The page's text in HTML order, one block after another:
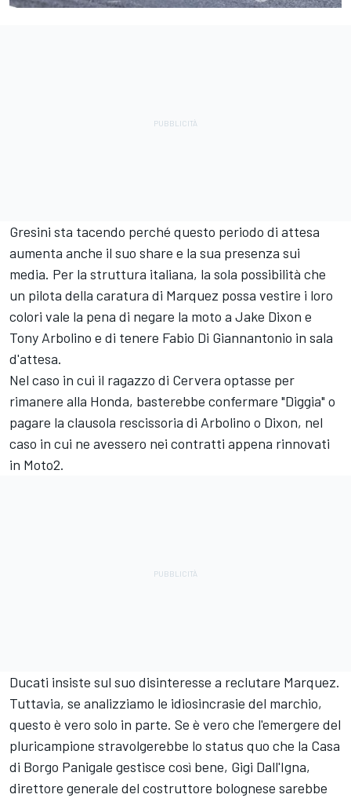
Gresini sta tacendo perché questo periodo di attesa
aumenta anche il suo share e la sua presenza sui
media. Per la struttura italiana, la sola possibilità che
un pilota della caratura di Marquez possa vestire i loro
colori vale la pena di negare la moto a Jake Dixon e
Tony Arbolino e di tenere Fabio Di Giannantonio in sala
d'attesa.
Nel caso in cui il ragazzo di Cervera optasse per
rimanere alla Honda, basterebbe confermare "Diggia" o
pagare la clausola rescissoria di Arbolino o Dixon, nel
caso in cui ne avessero nei contratti appena rinnovati
in Moto2.
Ducati insiste sul suo disinteresse a reclutare Marquez.
Tuttavia, se analizziamo le idiosincrasie del marchio,
questo è vero solo in parte. Se è vero che l'emergere del
pluricampione stravolgerebbe lo status quo che la Casa
di Borgo Panigale gestisce così bene, Gigi Dall'Igna,
direttore generale del costruttore bolognese sarebbe